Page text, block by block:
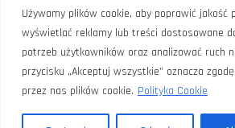
Używamy plików cookie, aby poprawić jakość
wyświetlać reklamy lub treści dostosowane
potrzeb użytkowników oraz analizować ruch
przycisku „Akceptuj wszystkie” oznacza
przez nas plików cookie. Polityka Cookie
© 2024 Doradztwo Przemysłowo Gospodarcze